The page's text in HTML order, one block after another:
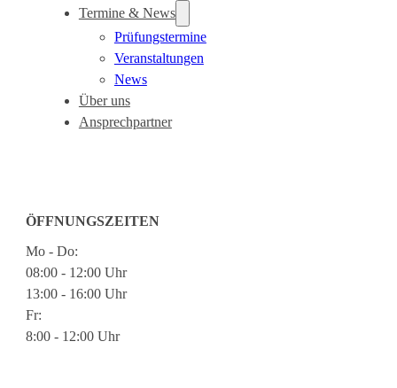
Termine & News
Prüfungstermine
Veranstaltungen
News
Über uns
Ansprechpartner
ÖFFNUNGSZEITEN
Mo - Do:
08:00 - 12:00 Uhr
13:00 - 16:00 Uhr
Fr:
8:00 - 12:00 Uhr